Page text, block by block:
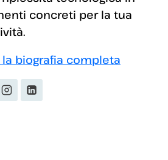
concreti per la tua
la biografia completa